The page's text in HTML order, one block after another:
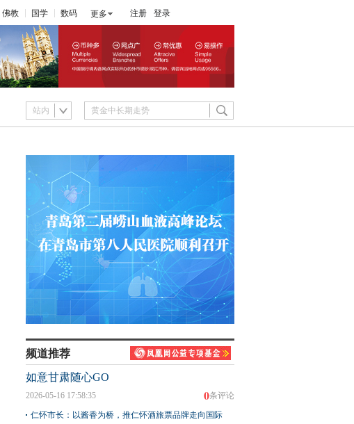
佛教 国学 数码 更多 注册 登录
站内
频道推荐
如意甘肃随心GO
0条评论
2026-05-16 17:58:35
仁怀市长：以酱香为桥，推仁怀酒旅票品牌走向国际